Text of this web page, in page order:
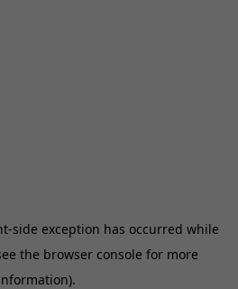
-side exception has occurred while
the browser console for more